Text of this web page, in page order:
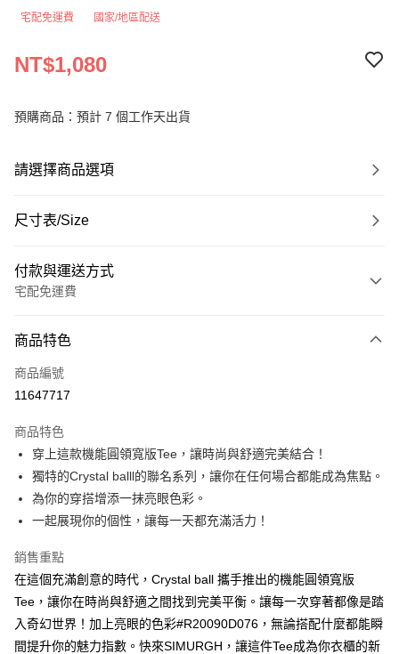
宅配免運費 國家/地區配送
NT$1,080
預購商品：預計 7 個工作天出貨
請選擇商品選項
尺寸表/Size
付款與運送方式
宅配免運費
信用卡一次付款
超商取貨付款
Apple Pay
悠遊付
Google Pay
ATM付款
全家取貨付款
每筆NT$60，滿NT$1,000(含以上)免運費
商品特色
商品編號
11647717
商品特色
穿上這款機能圓領寬版Tee，讓時尚與舒適完美結合！
獨特的Crystal balll的聯名系列，讓你在任何場合都能成為焦點。
為你的穿搭增添一抹亮眼色彩。
一起展現你的個性，讓每一天都充滿活力！
銷售重點
在這個充滿創意的時代，Crystal ball 攜手推出的機能圓領寬版
Tee，讓你在時尚與舒適之間找到完美平衡。讓每一次穿著都像是踏
入奇幻世界！加上亮眼的色彩#R20090D076，無論搭配什麼都能瞬
間提升你的魅力指數。快來SIMURGH，讓這件Tee成為你衣櫃的新